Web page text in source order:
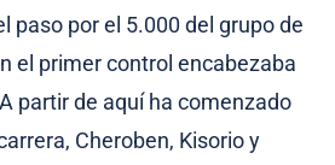
paso por el 5.000 del grupo de
el primer control encabezaba
partir de aquí ha comenzado
Cheroben, Kisorio y